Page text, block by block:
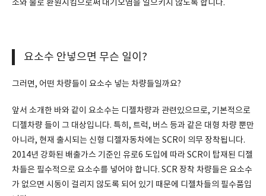
소와 물로 환원시킴으로써 대기오염을 일으키지 않도록 합니다.
요소수 안넣으면 무슨 일이?
그러면, 어떤 차량들이 요소수 넣는 차량들일까요?
앞서 소개한 바와 같이 요소수는 디젤차량과 관련있으므로, 기본적으로
디젤차량 들이 그 대상입니다. 특히, 트럭, 버스 등과 같은 대형 차량 뿐만
아니라, 현재 출시되는 신형 디젤자동차에는 SCR이 의무 장착됩니다.
2014년 강화된 배출가스 기준인 유로6 도입에 따라 SCR이 탑재된 디젤
차들은 필수적으로 요소수를 넣어야 합니다. SCR 장착 차량들은 요소수
가 없으면 시동이 걸리지 않도록 되어 있기 때문에 디젤차들의 필수품입